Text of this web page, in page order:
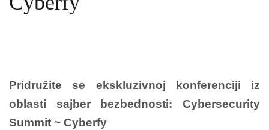
Pridružite se ekskluzivnoj konferenciji iz
oblasti sajber bezbednosti: Cybersecurity
Summit ~ Cyberfy